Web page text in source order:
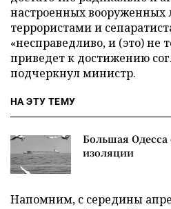
настроенных вооруженных
террористами и
«несправедливо, и (это) не
приведет к достижению
подчеркнул министр.
НА ЭТУ ТЕМУ
Большая Одесса
изоляции
Напомним, с середины